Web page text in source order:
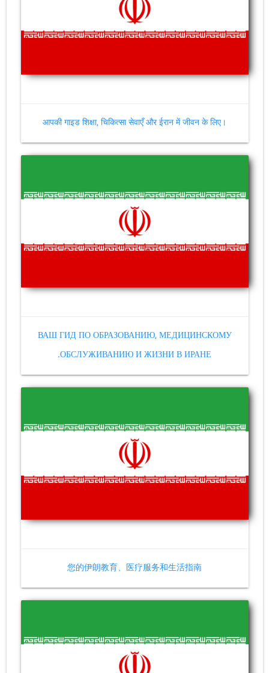
आपकी गाइड शिक्षा, चिकित्सा सेवाएँ और ईरान में जीवन के लिए।
ВАШ ГИД ПО ОБРАЗОВАНИЮ, МЕДИЦИНСКОМУ
ОБСЛУЖИВАНИЮ И ЖИЗНИ В ИРАНЕ.
您的伊朗教育、医疗服务和生活指南